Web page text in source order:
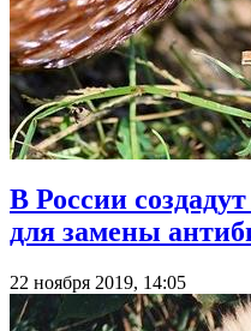
В России
для замены
22 ноября 2019, 14:05